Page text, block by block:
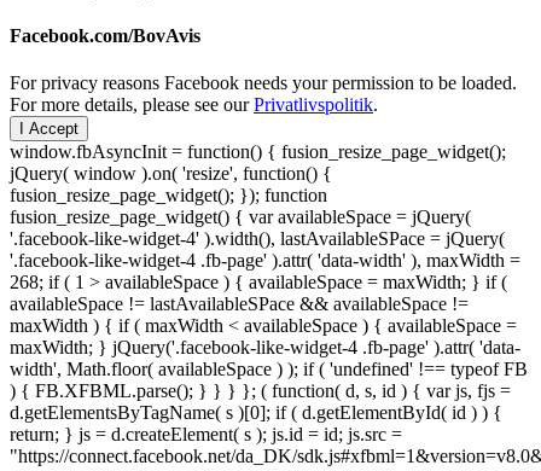
Facebook.com/BovAvis
For privacy reasons Facebook needs your permission to be loaded.
For more details, please see ourPrivatlivspolitik.
I Accept
window.fbAsyncInit = function() { fusion_resize_page_widget();
jQuery( window ).on( 'resize', function() {
fusion_resize_page_widget(); }); function
fusion_resize_page_widget() { var availableSpace = jQuery(
'.facebook-like-widget-4' ).width(), lastAvailableSPace = jQuery(
'.facebook-like-widget-4 .fb-page' ).attr( 'data-width' ), maxWidth =
268; if ( 1 > availableSpace ) { availableSpace = maxWidth; } if (
availableSpace != lastAvailableSPace && availableSpace !=
maxWidth ) { if ( maxWidth < availableSpace ) { availableSpace =
maxWidth; } jQuery('.facebook-like-widget-4 .fb-page' ).attr( 'data-
width', Math.floor( availableSpace ) ); if ( 'undefined' !== typeof FB
) { FB.XFBML.parse(); } } } }; ( function( d, s, id ) { var js, fjs =
d.getElementsByTagName( s )[0]; if ( d.getElementById( id ) ) {
return; } js = d.createElement( s ); js.id = id; js.src =
"https://connect.facebook.net/da_DK/